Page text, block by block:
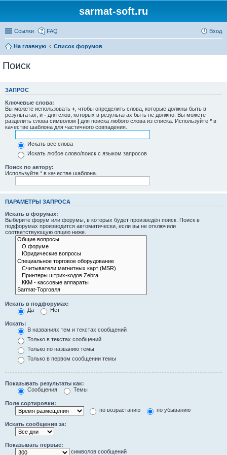
sarmat-soft.ru
Ссылки FAQ Вход
На главную Список форумов
Поиск
ЗАПРОС
Ключевые слова:
Вы можете использовать + , чтобы определить слова, которые должны быть в
результатах, и - для слов, которых в результатах быть не должно. Вы можете
разделить слова символом | для поиска любого слова из списка. Используйте * в
качестве шаблона для частичного совпадения.
Искать все слова
Искать любое слово/поиск с языком запросов
Поиск по автору:
Используйте * в качестве шаблона.
ПАРАМЕТРЫ ЗАПРОСА
Искать в форумах:
Выберите форум или форумы, в которых будет произведён поиск. Поиск в
подфорумах производится автоматически, если вы не отключили
соответствующую опцию ниже.
Искать в подфорумах:
Да
Нет
Искать:
В названиях тем и текстах сообщений
Только в текстах сообщений
Только по названию темы
Только в первом сообщении темы
Показывать результаты как:
Сообщения
Темы
Поле сортировки:
по возрастанию
по убыванию
Искать сообщения за:
Показывать первые:
символов сообщений